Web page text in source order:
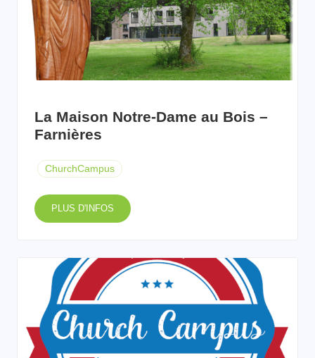
La Maison Notre-Dame au Bois –
Farnières
ChurchCampus
PLUS D'INFOS